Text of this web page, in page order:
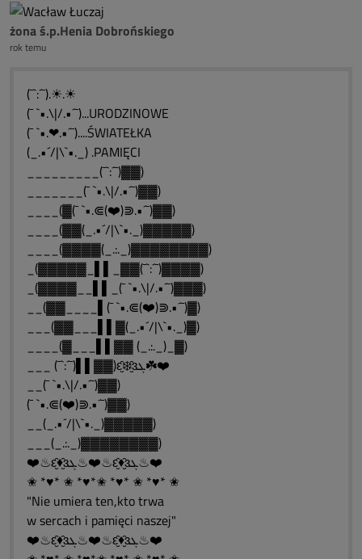
żona ś.p.Henia Dobrońskiego
rok temu
(¯`:´¯).☀.☀
(¯ `•.\|/.•´¯)...URODZINOWE
(¯ `•.❤.•´¯)....ŚWIATEŁKA
(_.•´/|\`•._) .PAMIĘCI
_________(¯`:´¯)▓▓)
_______(¯ `•.\|/.•´¯)▓▓)
____(▓(¯ `•.⋐(❤️)⋑.•´¯)▓▓)
____(▓▓(_.•´/|\`•._)▓▓▓▓▓)
____(▓▓▓▓(_.:._)▓▓▓▓▓▓▓▓)
_(▓▓▓▓▓_▌▌_▓▓(¯`:´¯)▓▓▓▓)
_(▓▓▓▓__▌▌_(¯ `•.\|/.•´¯)▓▓▓)
__(▓▓____▌(¯ `•.⋐(❤️)⋑.•´¯)▓)
___(▓▓___▌▌▓(_.•´/|\`•._)▓)
____(▓___▌▌▓▓ (_.:._)_▓)
___ (¯`:´¯)▌▌▓▓)ԑ̮̑❄️̮̑ɜܓ☘️❤️
__(¯ `•.\|/.•´¯)▓▓)
(¯ `•.⋐(❤️)⋑.•´¯)▓▓)
__(_.•´/|\`•._)▓▓▓▓▓)
___(_.:._)▓▓▓▓▓▓▓▓)
❤️♨ԑ̮̑♦̮̑ɜܓ♨❤️♨ԑ̮̑♦̮̑ɜܓ♨❤️
✬ *♥* ✬ *♥*✬ *♥* ✬ *♥* ✬
"Nie umiera ten,kto trwa
w sercach i pamięci naszej"
❤️♨ԑ̮̑♦̮̑ɜܓ♨❤️♨ԑ̮̑♦̮̑ɜܓ♨❤️